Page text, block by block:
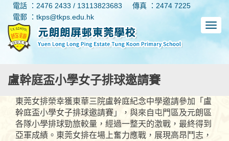
電話 ：2476 2433 / 13113823683
傳真 ：2474 7225
電郵 ：tkps@tkps.edu.hk
盧幹庭盃小學女子排球邀請賽
東莞女排榮幸獲東華三院盧幹庭紀念中學邀請參加「盧
幹庭盃小學女子排球邀請賽」，與來自屯門區及元朗區
各隊小學排球勁旅較量，經過一整天的激戰，最終得到
亞軍成績。東莞女排在場上奮力應戰，展現高昂鬥志，